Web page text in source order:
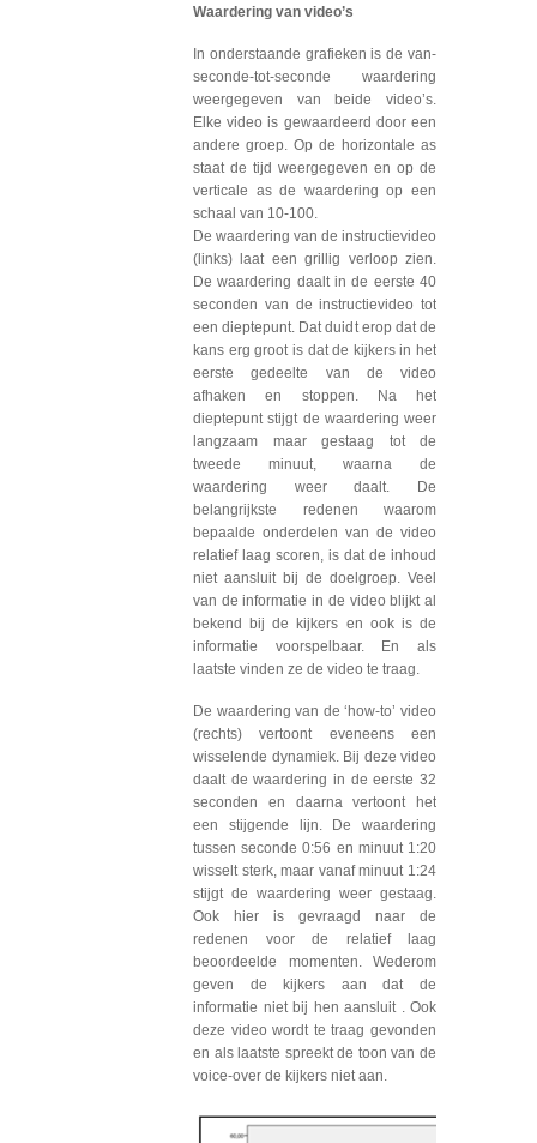
Waardering van video’s
In onderstaande grafieken is de van-
seconde-tot-seconde waardering
weergegeven van beide video’s.
Elke video is gewaardeerd door een
andere groep. Op de horizontale as
staat de tijd weergegeven en op de
verticale as de waardering op een
schaal van 10-100.
De waardering van de instructievideo
(links) laat een grillig verloop zien.
De waardering daalt in de eerste 40
seconden van de instructievideo tot
een dieptepunt. Dat duidt erop dat de
kans erg groot is dat de kijkers in het
eerste gedeelte van de video
afhaken en stoppen. Na het
dieptepunt stijgt de waardering weer
langzaam maar gestaag tot de
tweede minuut, waarna de
waardering weer daalt. De
belangrijkste redenen waarom
bepaalde onderdelen van de video
relatief laag scoren, is dat de inhoud
niet aansluit bij de doelgroep. Veel
van de informatie in de video blijkt al
bekend bij de kijkers en ook is de
informatie voorspelbaar. En als
laatste vinden ze de video te traag.
De waardering van de ‘how-to’ video
(rechts) vertoont eveneens een
wisselende dynamiek. Bij deze video
daalt de waardering in de eerste 32
seconden en daarna vertoont het
een stijgende lijn. De waardering
tussen seconde 0:56 en minuut 1:20
wisselt sterk, maar vanaf minuut 1:24
stijgt de waardering weer gestaag.
Ook hier is gevraagd naar de
redenen voor de relatief laag
beoordeelde momenten. Wederom
geven de kijkers aan dat de
informatie niet bij hen aansluit . Ook
deze video wordt te traag gevonden
en als laatste spreekt de toon van de
voice-over de kijkers niet aan.